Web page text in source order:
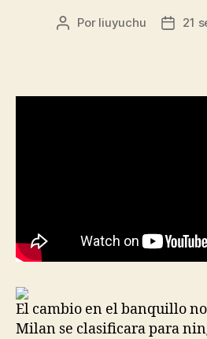
Autor
Por liuyuchu
Fecha
21
El cambio en el banquillo
Milan se clasificara para